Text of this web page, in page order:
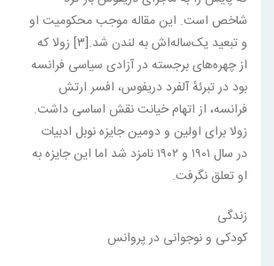
شاخص است. این مقاله موجب محکومیت او
و تبعید یک‌ساله‌اش به لندن شد.[۳] زولا که
از چهره‌های برجسته در آزادی سیاسی فرانسه
بود در تبرئهٔ آلفرد دریفوس، افسر ارتش
فرانسه، از اتهام خیانت نقش اساسی داشت.
زولا برای اولین و دومین جایزه نوبل ادبیات
در سال ۱۹۰۱ و ۱۹۰۲ نامزد شد اما این جایزه به
او تعلق نگرفت.
زندگی
کودکی و نوجوانی در پروانس